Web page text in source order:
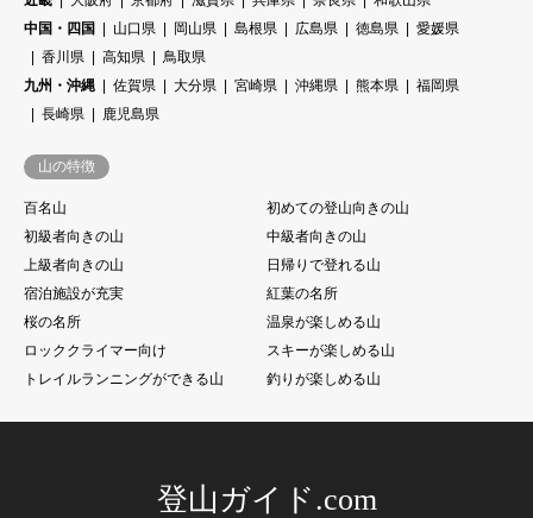
中国・四国
山口県 岡山県 島根県 広島県 徳島県
愛媛県
香川県
高知県
鳥取県
九州・沖縄
佐賀県 大分県 宮崎県 沖縄県 熊本県
福岡県
長崎県
鹿児島県
山の特徴
百名山
初めての登山向きの山
初級者向きの山
中級者向きの山
上級者向きの山
日帰りで登れる山
宿泊施設が充実
紅葉の名所
桜の名所
温泉が楽しめる山
ロッククライマー向け
スキーが楽しめる山
トレイルランニングができる山
釣りが楽しめる山
登山ガイド.com